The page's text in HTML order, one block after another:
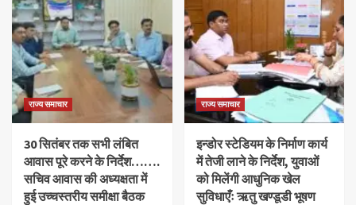
राज्य समाचार
30 सितंबर तक सभी लंबित
आवास पूरे करने के निर्देश…….
सचिव आवास की अध्यक्षता में
हुई उच्चस्तरीय समीक्षा बैठक
राज्य समाचार
इन्डोर स्टेडियम के निर्माण कार्य
में तेजी लाने के निर्देश, युवाओं
को मिलेंगी आधुनिक खेल
सुविधाएँः ऋतु खण्डूडी भूषण